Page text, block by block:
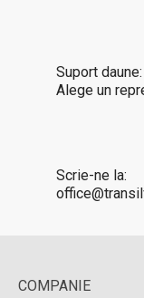
Suport daune:
Alege un
Scrie-ne la:
COMPANIE